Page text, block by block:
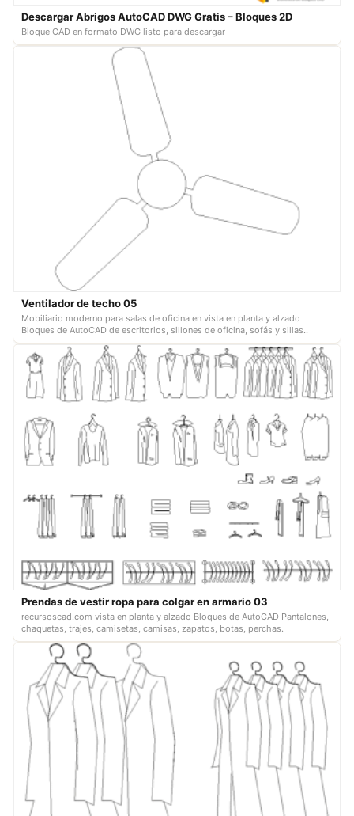
Descargar Abrigos AutoCAD DWG Gratis – Bloques 2D
Bloque CAD en formato DWG listo para descargar
Ventilador de techo 05
Mobiliario moderno para salas de oficina en vista en planta y alzado
Bloques de AutoCAD de escritorios, sillones de oficina, sofás y sillas..
Prendas de vestir ropa para colgar en armario 03
recursoscad.com vista en planta y alzado Bloques de AutoCAD Pantalones,
chaquetas, trajes, camisetas, camisas, zapatos, botas, perchas.